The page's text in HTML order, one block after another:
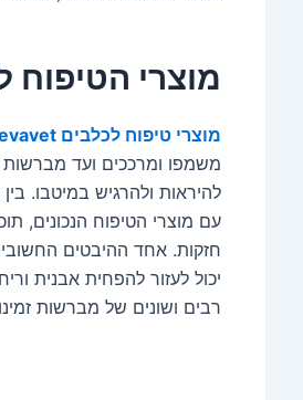
מוצרי הטיפוח
מוצרי טיפוח לכלבים tevavet
משמפו ומרככים ועד מברשות
להיראות ולהרגיש במיטבו.
עם מוצרי הטיפוח הנכונים,
חזקות. אחד ההיבטים
יכול לעזור להפחית אבנית
רבים ושונים של מברשות